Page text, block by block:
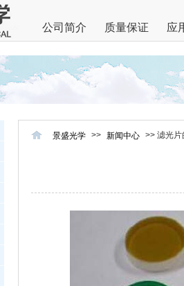
公司简介 质量保证 应
景盛光学 >> 新闻中心 >> 滤光